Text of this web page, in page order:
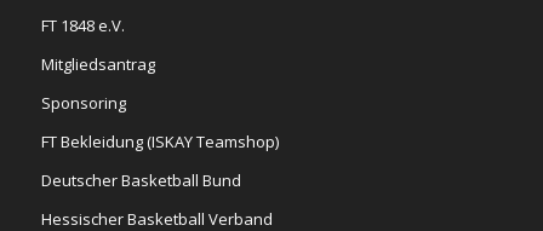
FT 1848 e.V.
Mitgliedsantrag
Sponsoring
FT Bekleidung (ISKAY Teamshop)
Deutscher Basketball Bund
Hessischer Basketball Verband